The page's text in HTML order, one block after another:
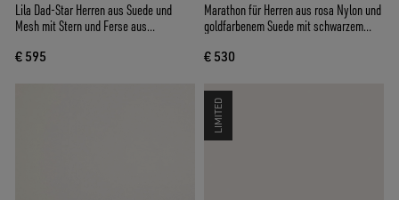
Lila Dad-Star Herren aus Suede und
Mesh mit Stern und Ferse aus
€ 595
Marathon für Herren aus rosa Nylon und
goldfarbenem Suede mit schwarzem
€ 530
LIMITED